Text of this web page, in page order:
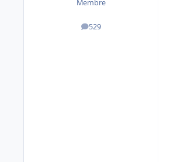
Membre
529
messages